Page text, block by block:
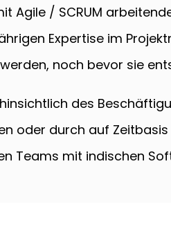
Agile / SCRUM
Expertise im
noch bevor sie
des
oder durch auf
Teams mit indischen